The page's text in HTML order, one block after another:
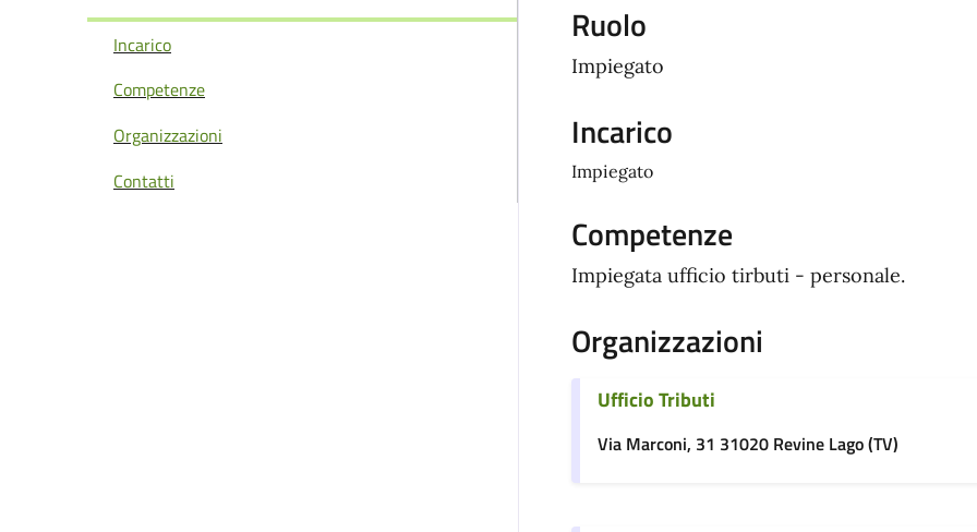
Incarico
Competenze
Organizzazioni
Contatti
Ruolo
Impiegato
Incarico
Impiegato
Competenze
Impiegata ufficio tirbuti - personale.
Organizzazioni
Ufficio Tributi
Via Marconi, 31 31020 Revine Lago (TV)